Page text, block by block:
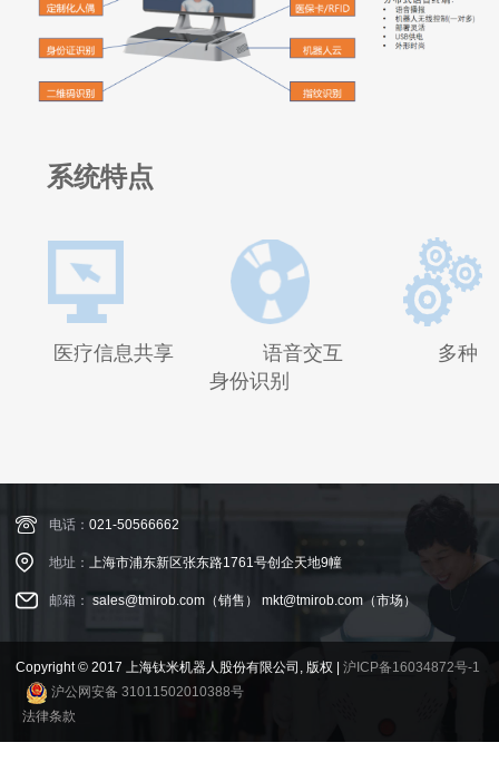
系统特点
医疗信息共享 语音交互 多种
身份识别
电话： 021-50566662
地址： 上海市浦东新区张东路1761号创企天地9幢
邮箱： sales@tmirob.com（销售） mkt@tmirob.com（市场）
Copyright © 2017 上海钛米机器人股份有限公司, 版权 | 沪ICP备16034872号-1
沪公网安备 31011502010388号
法律条款